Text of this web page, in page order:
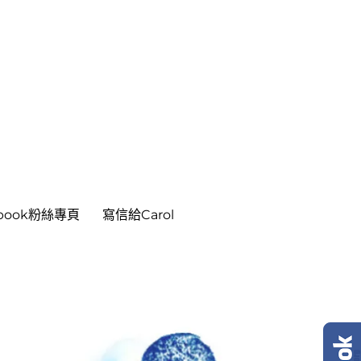
粉絲專頁 寫信給Carol